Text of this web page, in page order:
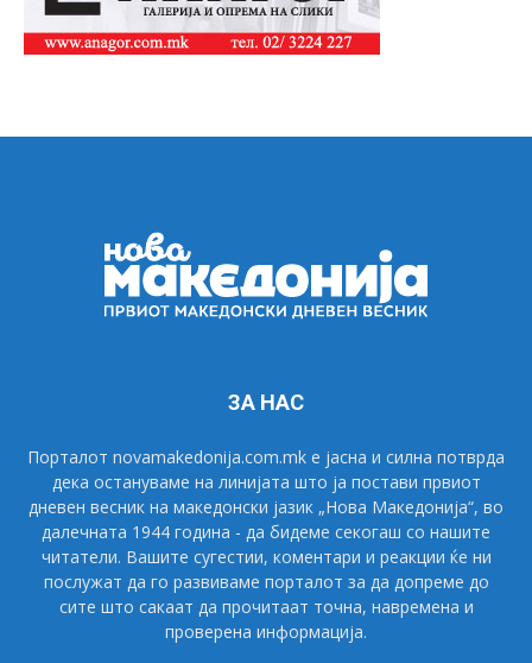
ЗА НАС
Порталот novamakedonija.com.mk е јасна и силна потврда
дека остануваме на линијата што ја постави првиот
дневен весник на македонски јазик „Нова Македонија“, во
далечната 1944 година - да бидеме секогаш со нашите
читатели. Вашите сугестии, коментари и реакции ќе ни
послужат да го развиваме порталот за да допреме до
сите што сакаат да прочитаат точна, навремена и
проверена информација.